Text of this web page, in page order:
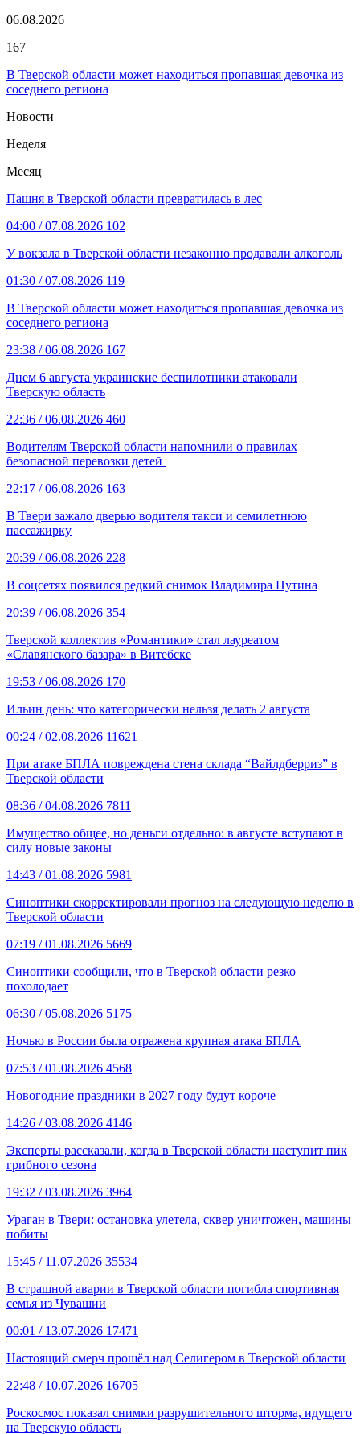
06.08.2026
167
В Тверской области может находиться пропавшая девочка из
соседнего региона
Новости
Неделя
Месяц
Пашня в Тверской области превратилась в лес
04:00 / 07.08.2026 102
У вокзала в Тверской области незаконно продавали алкоголь
01:30 / 07.08.2026 119
В Тверской области может находиться пропавшая девочка из
соседнего региона
23:38 / 06.08.2026 167
Днем 6 августа украинские беспилотники атаковали
Тверскую область
22:36 / 06.08.2026 460
Водителям Тверской области напомнили о правилах
безопасной перевозки детей
22:17 / 06.08.2026 163
В Твери зажало дверью водителя такси и семилетнюю
пассажирку
20:39 / 06.08.2026 228
В соцсетях появился редкий снимок Владимира Путина
20:39 / 06.08.2026 354
Тверской коллектив «Романтики» стал лауреатом
«Славянского базара» в Витебске
19:53 / 06.08.2026 170
Ильин день: что категорически нельзя делать 2 августа
00:24 / 02.08.2026 11621
При атаке БПЛА повреждена стена склада “Вайлдберриз” в
Тверской области
08:36 / 04.08.2026 7811
Имущество общее, но деньги отдельно: в августе вступают в
силу новые законы
14:43 / 01.08.2026 5981
Синоптики скорректировали прогноз на следующую неделю в
Тверской области
07:19 / 01.08.2026 5669
Синоптики сообщили, что в Тверской области резко
похолодает
06:30 / 05.08.2026 5175
Ночью в России была отражена крупная атака БПЛА
07:53 / 01.08.2026 4568
Новогодние праздники в 2027 году будут короче
14:26 / 03.08.2026 4146
Эксперты рассказали, когда в Тверской области наступит пик
грибного сезона
19:32 / 03.08.2026 3964
Ураган в Твери: остановка улетела, сквер уничтожен, машины
побиты
15:45 / 11.07.2026 35534
В страшной аварии в Тверской области погибла спортивная
семья из Чувашии
00:01 / 13.07.2026 17471
Настоящий смерч прошёл над Селигером в Тверской области
22:48 / 10.07.2026 16705
Роскосмос показал снимки разрушительного шторма, идущего
на Тверскую область